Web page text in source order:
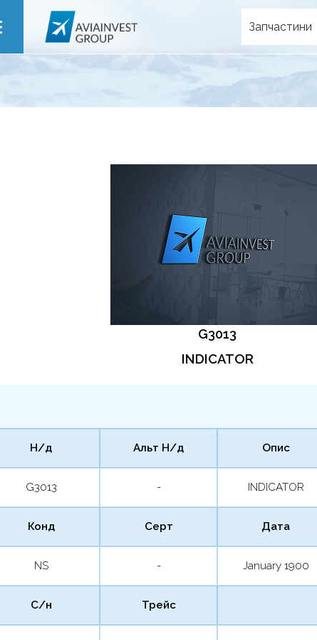
Запчастини
G3013
INDICATOR
Н/д
G3013
Альт Н/д
-
Опис
INDICATOR
Конд
NS
Серт
-
Дата
January 1900
С/н Трейс